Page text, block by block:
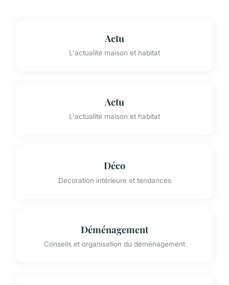
Actu
L'actualité maison et habitat
Actu
L'actualité maison et habitat
Déco
Décoration intérieure et tendances
Déménagement
Conseils et organisation du déménagement